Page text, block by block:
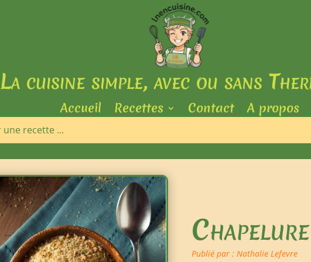
La cuisine simple, avec ou sans
Accueil Recettes Contact A propos
Chapelure
Publié par : Nathalie Lefevre